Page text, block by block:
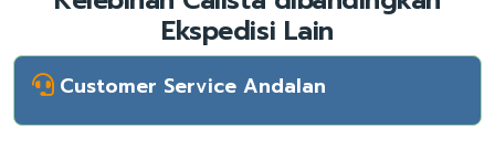
Ekspedisi Lain
Customer Service Andalan